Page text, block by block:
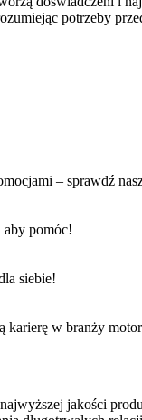
potrzeby
– sprawdź
aby pomóc!
siebie!
karierę w branży
jakości